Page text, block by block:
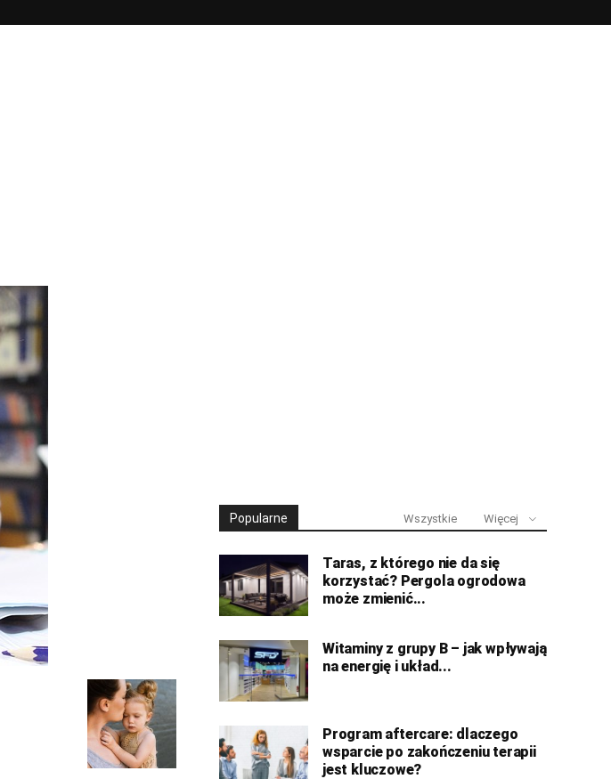
Popularne Wszystkie Więcej
Taras, z którego nie da się
korzystać? Pergola ogrodowa
może zmienić...
Witaminy z grupy B – jak wpływają
na energię i układ...
Program aftercare: dlaczego
wsparcie po zakończeniu terapii
jest kluczowe?